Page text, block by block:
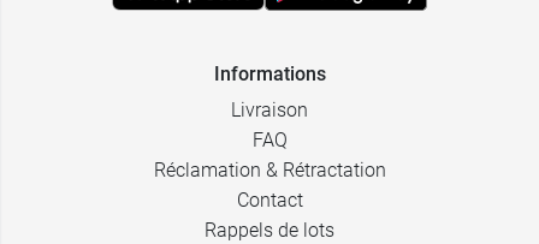
Informations
Livraison
FAQ
Réclamation & Rétractation
Contact
Rappels de lots